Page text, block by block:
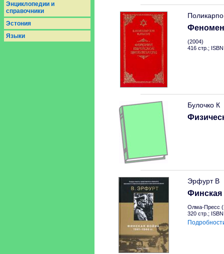
Энциклопедии и
справочники
Эстония
Языки
Феномен
(2004)
416 стр.;
Булочко К
Эрфурт В
Финская
Олма-Пресс
320 стр.;